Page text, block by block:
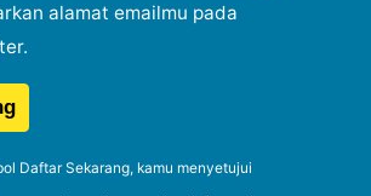
alamat emailmu pada
Daftar Sekarang, kamu menyetujui